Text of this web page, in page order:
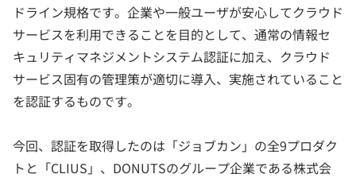
ドライン規格です。企業や一般ユーザが安心してクラウド
サービスを利用できることを目的として、通常の情報セ
キュリティマネジメントシステム認証に加え、クラウド
サービス固有の管理策が適切に導入、実施されていること
を認証するものです。
今回、認証を取得したのは「ジョブカン」の全9プロダク
トと「CLIUS」、DONUTSのグループ企業である株式会